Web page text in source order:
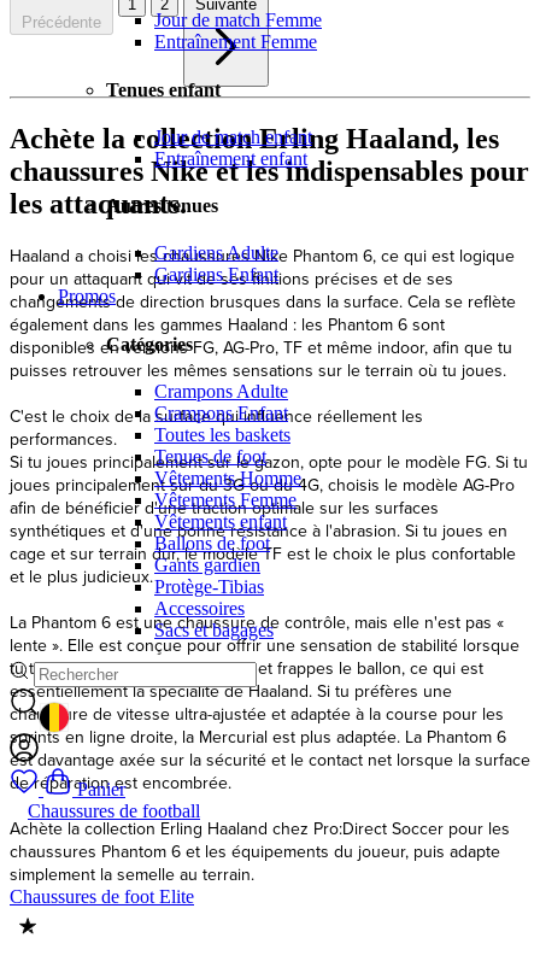
Jour de match Femme
Entraînement Femme
Tenues enfant
Jour de match enfant
Entraînement enfant
Autres tenues
Gardiens Adulte
Gardiens Enfant
Promos
Catégories
Crampons Adulte
Crampons Enfant
Toutes les baskets
Tenues de foot
Vêtements Homme
Vêtements Femme
Vêtements enfant
Ballons de foot
Gants gardien
Protège-Tibias
Accessoires
Sacs et bagages
GEOLOCATION BUTTON: BELGIQUE
Panier
Chaussures de football
Précédente
1 2 Suivante
Achète la collection Erling Haaland, les
chaussures Nike et les indispensables pour
les attaquants.
Haaland a choisi les chaussures Nike Phantom 6, ce qui est logique
pour un attaquant qui vit de ses finitions précises et de ses
changements de direction brusques dans la surface. Cela se reflète
également dans les gammes Haaland : les Phantom 6 sont
disponibles en versions FG, AG-Pro, TF et même indoor, afin que tu
puisses retrouver les mêmes sensations sur le terrain où tu joues.
C'est le choix de la surface qui influence réellement les
performances.
Si tu joues principalement sur le gazon, opte pour le modèle FG. Si tu
joues principalement sur du 3G ou du 4G, choisis le modèle AG-Pro
afin de bénéficier d'une traction optimale sur les surfaces
synthétiques et d'une bonne résistance à l'abrasion. Si tu joues en
cage et sur terrain dur, le modèle TF est le choix le plus confortable
et le plus judicieux.
La Phantom 6 est une chaussure de contrôle, mais elle n'est pas «
lente ». Elle est conçue pour offrir une sensation de stabilité lorsque
tu t'appuies, ouvres tes hanches et frappes le ballon, ce qui est
essentiellement la spécialité de Haaland. Si tu préfères une
chaussure de vitesse ultra-ajustée et adaptée à la course pour les
sprints en ligne droite, la Mercurial est plus adaptée. La Phantom 6
est davantage axée sur la sécurité et le contact net lorsque la surface
de réparation est encombrée.
Achète la collection Erling Haaland chez Pro:Direct Soccer pour les
chaussures Phantom 6 et les équipements du joueur, puis adapte
simplement la semelle au terrain.
Chaussures de foot Elite